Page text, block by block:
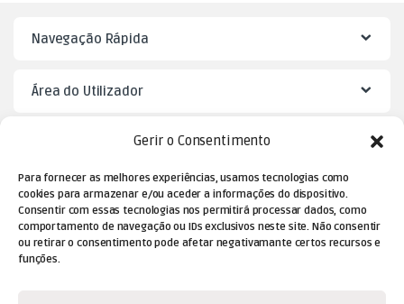
Gerir o Consentimento
Para fornecer as melhores experiências, usamos tecnologias como
cookies para armazenar e/ou aceder a informações do dispositivo.
Consentir com essas tecnologias nos permitirá processar dados, como
comportamento de navegação ou IDs exclusivos neste site. Não consentir
ou retirar o consentimento pode afetar negativamante certos recursos e
funções.
Navegação Rápida
Área do Utilizador